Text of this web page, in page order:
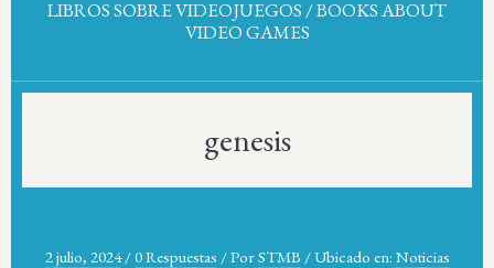
LIBROS SOBRE VIDEOJUEGOS / BOOKS ABOUT
VIDEO GAMES
genesis
2 julio, 2024 /0 Respuestas /PorSTMB / Ubicado en: Noticias